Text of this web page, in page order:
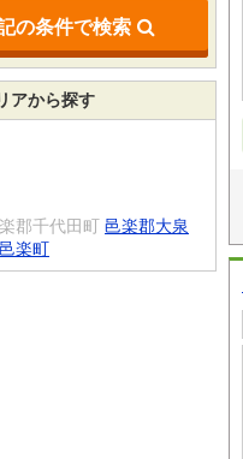
の条件で検索
アから探す
郡千代田町 邑楽郡大泉
楽町